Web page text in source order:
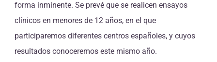
forma inminente. Se prevé que se realicen ensayos
clínicos en menores de 12 años, en el que
participaremos diferentes centros españoles, y cuyos
resultados conoceremos este mismo año.